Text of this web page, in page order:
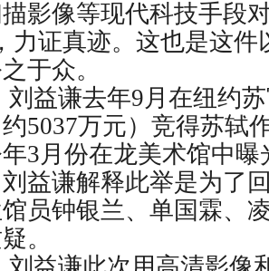
影像等现代科技手段
力证真迹。这也是这件
于众。
谦去年9月在纽约
5037万元）竞得苏轼
3月份在龙美术馆中
益谦解释此举是为了
员钟银兰、单国霖、
。